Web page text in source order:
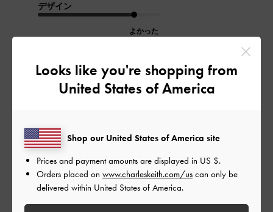
デザイン
よかった
とてもよかった
このレビューは役に立ちましたか？
Looks like you're shopping from
United States of America
Shop our United States of America site
Prices and payment amounts are displayed in US $.
Orders placed on www.charleskeith.com/us can only be
delivered within United States of America.